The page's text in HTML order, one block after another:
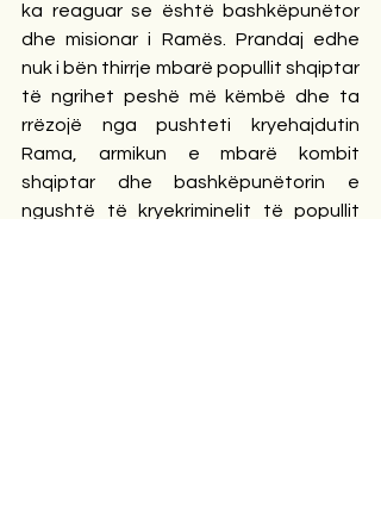
ka reaguar se është bashkëpunëtor
dhe misionar i Ramës. Prandaj edhe
nuk i bën thirrje mbarë popullit shqiptar
të ngrihet peshë më këmbë dhe ta
rrëzojë nga pushteti kryehajdutin
Rama, armikun e mbarë kombit
shqiptar dhe bashkëpunëtorin e
ngushtë të kryekriminelit të popullit